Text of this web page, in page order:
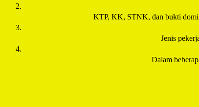
KTP, KK, STNK, dan bukti
Jenis
Dalam